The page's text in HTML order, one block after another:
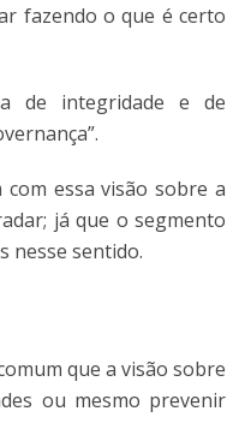
fazendo o que é certo
de integridade e de
essa visão sobre a
já que o segmento
nesse sentido.
que a visão sobre
ou mesmo prevenir